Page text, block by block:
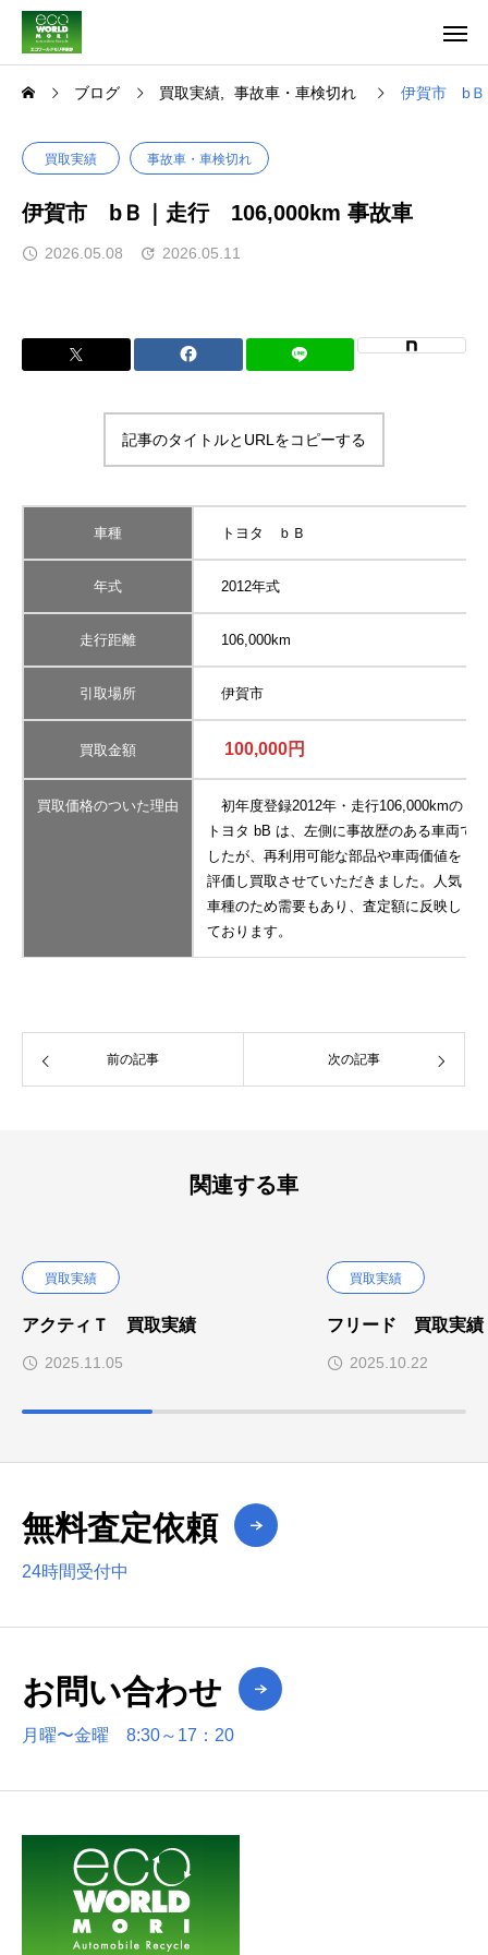
ブログ 買取実績 事故車・車検切れ 伊賀市 bＢ
買取実績 事故車・車検切れ
伊賀市 bＢ｜走行 106,000km 事故車
2026.05.08 2026.05.11
記事のタイトルとURLをコピーする
車種 トヨタ ｂＢ
年式 2012年式
走行距離 106,000km
引取場所 伊賀市
買取金額 100,000円
買取価格のついた理由
初年度登録2012年・走行106,000kmの
トヨタ bB は、左側に事故歴のある車両で
したが、再利用可能な部品や車両価値を
評価し買取させていただきました。人気
車種のため需要もあり、査定額に反映し
ております。
前の記事 次の記事
関連する車
買取実績
アクティＴ 買取実績
2025.11.05
買取実績
フリード 買取実績
2025.10.22
無料査定依頼
24時間受付中
お問い合わせ
月曜〜金曜 8:30～17：20